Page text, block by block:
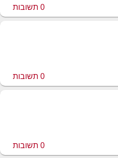
0 תשובות
0 תשובות
0 תשובות